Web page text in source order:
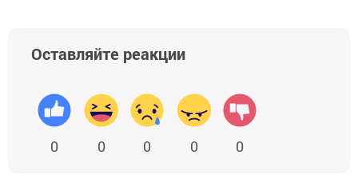
Оставляйте реакции
0 0 0 0 0